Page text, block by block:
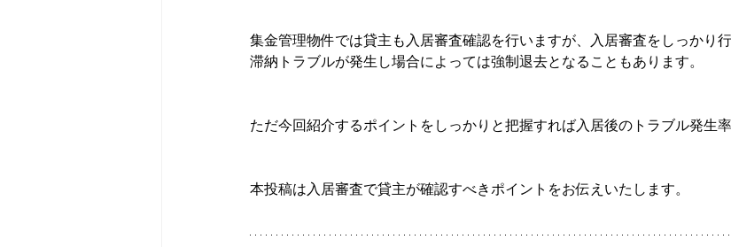
集金管理物件では貸主も入居審査確認を行いますが、入居審査をしっかり
滞納トラブルが発生し場合によっては強制退去となることもあります。
ただ今回紹介するポイントをしっかりと把握すれば入居後のトラブル発生
本投稿は入居審査で貸主が確認すべきポイントをお伝えいたします。